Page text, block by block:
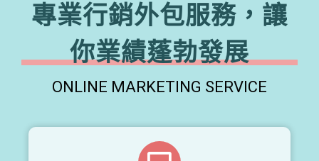
專業行銷外包服務，讓
你業績蓬勃發展
ONLINE MARKETING SERVICE